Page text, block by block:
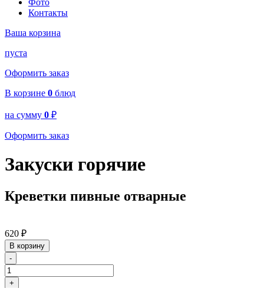
Контакты
Ваша корзина
пуста
Оформить заказ
В корзине 0 блюд
на сумму 0 ₽
Оформить заказ
Закуски горячие
Креветки пивные отварные
620 ₽
В корзину
-
+